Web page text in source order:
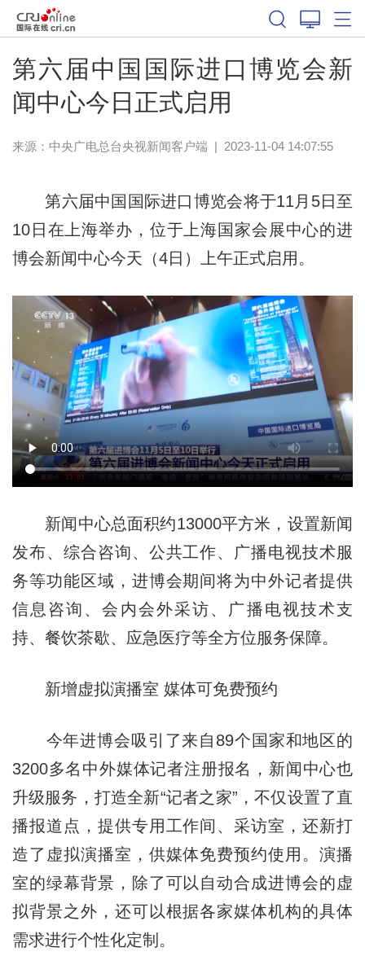
第六届中国国际进口博览会新
闻中心今日正式启用
来源： 中央广电总台央视新闻客户端 | 2023-11-04 14:07:55
第六届中国国际进口博览会将于11月5日至
10日在上海举办，位于上海国家会展中心的进
博会新闻中心今天（4日）上午正式启用。
新闻中心总面积约13000平方米，设置新闻
发布、综合咨询、公共工作、广播电视技术服
务等功能区域，进博会期间将为中外记者提供
信息咨询、会内会外采访、广播电视技术支
持、餐饮茶歇、应急医疗等全方位服务保障。
新增虚拟演播室 媒体可免费预约
今年进博会吸引了来自89个国家和地区的
3200多名中外媒体记者注册报名，新闻中心也
升级服务，打造全新“记者之家”，不仅设置了直
播报道点，提供专用工作间、采访室，还新打
造了虚拟演播室，供媒体免费预约使用。演播
室的绿幕背景，除了可以自动合成进博会的虚
拟背景之外，还可以根据各家媒体机构的具体
需求进行个性化定制。